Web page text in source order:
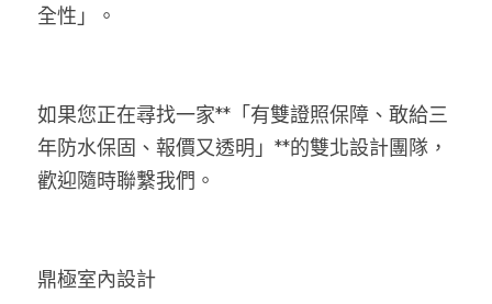
全性」。
如果您正在尋找一家**「有雙證照保障、敢給三
年防水保固、報價又透明」**的雙北設計團隊，
歡迎隨時聯繫我們。
鼎極室內設計